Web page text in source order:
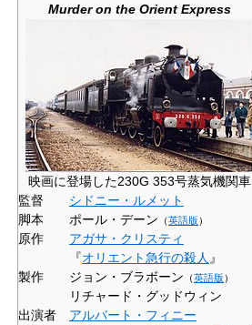
Murder on the Orient Express
映画に登場した230G 353号蒸気機関車
監督
シドニー・ルメット
脚本
ポール・デーン （英語版）
原作
アガサ・クリスティ
『オリエント急行の殺人 』
製作
ジョン・ブラボーン （英語版）
リチャード・グッドウィン
出演者
アルバート・フィニー